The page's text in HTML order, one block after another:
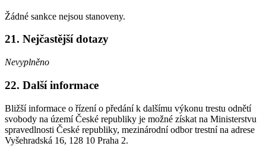
Žádné sankce nejsou stanoveny.
21. Nejčastější dotazy
Nevyplněno
22. Další informace
Bližší informace o řízení o předání k dalšímu výkonu trestu odnětí
svobody na území České republiky je možné získat na Ministerstvu
spravedlnosti České republiky, mezinárodní odbor trestní na adrese
Vyšehradská 16, 128 10 Praha 2.